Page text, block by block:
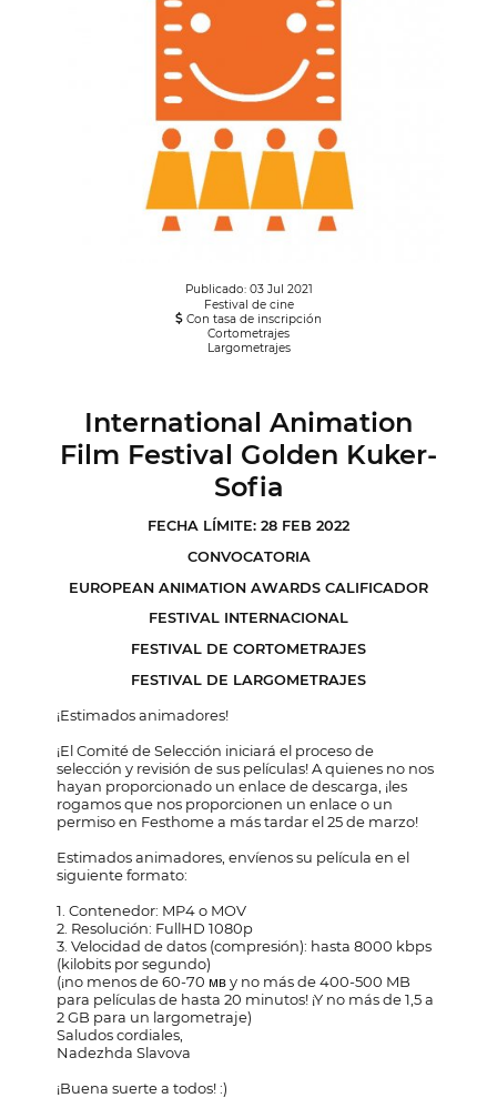
Publicado: 03 Jul 2021
Festival de cine
Con tasa de inscripción
Cortometrajes
Largometrajes
International Animation
Film Festival Golden Kuker-
Sofia
FECHA LÍMITE: 28 FEB 2022
CONVOCATORIA
EUROPEAN ANIMATION AWARDS CALIFICADOR
FESTIVAL INTERNACIONAL
FESTIVAL DE CORTOMETRAJES
FESTIVAL DE LARGOMETRAJES
¡Estimados animadores!
¡El Comité de Selección iniciará el proceso de
selección y revisión de sus películas! A quienes no nos
hayan proporcionado un enlace de descarga, ¡les
rogamos que nos proporcionen un enlace o un
permiso en Festhome a más tardar el 25 de marzo!
Estimados animadores, envíenos su película en el
siguiente formato:
1. Contenedor: MP4 o MOV
2. Resolución: FullHD 1080p
3. Velocidad de datos (compresión): hasta 8000 kbps
(kilobits por segundo)
(¡no menos de 60-70 мв y no más de 400-500 MB
para películas de hasta 20 minutos! ¡Y no más de 1,5 a
2 GB para un largometraje)
Saludos cordiales,
Nadezhda Slavova
¡Buena suerte a todos! :)